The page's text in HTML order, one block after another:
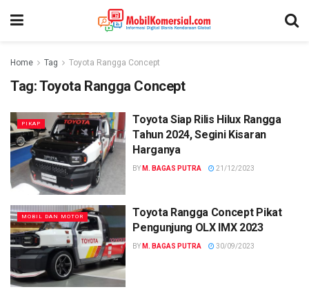
Home Tag Toyota Rangga Concept
Tag:Toyota Rangga Concept
PIKAP
Toyota Siap Rilis Hilux Rangga
Tahun 2024, Segini Kisaran
Harganya
BY M. BAGAS PUTRA 21/12/2023
MOBIL DAN MOTOR
Toyota Rangga Concept Pikat
Pengunjung OLX IMX 2023
BY M. BAGAS PUTRA 30/09/2023